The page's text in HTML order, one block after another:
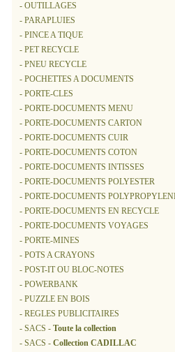
- OUTILLAGES
- PARAPLUIES
- PINCE A TIQUE
- PET RECYCLE
- PNEU RECYCLE
- POCHETTES A DOCUMENTS
- PORTE-CLES
- PORTE-DOCUMENTS MENU
- PORTE-DOCUMENTS CARTON
- PORTE-DOCUMENTS CUIR
- PORTE-DOCUMENTS COTON
- PORTE-DOCUMENTS INTISSES
- PORTE-DOCUMENTS POLYESTER
- PORTE-DOCUMENTS
- PORTE-DOCUMENTS EN RECYCLE
- PORTE-DOCUMENTS VOYAGES
- PORTE-MINES
- POTS A CRAYONS
- POST-IT OU BLOC-NOTES
- POWERBANK
- PUZZLE EN BOIS
- REGLES PUBLICITAIRES
- SACS - Toute la collection
- SACS - Collection CADILLAC